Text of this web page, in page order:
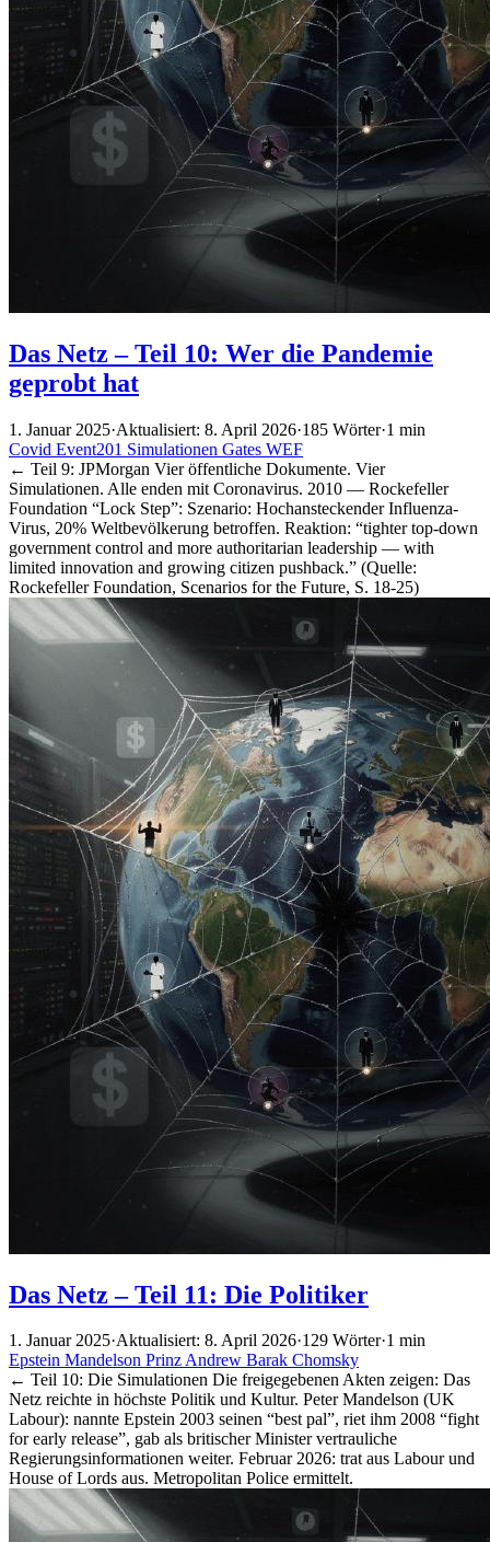
Das Netz – Teil 10: Wer die Pandemie
geprobt hat
1. Januar 2025·Aktualisiert: 8. April 2026·185 Wörter·1 min
Covid Event201 Simulationen Gates WEF
← Teil 9: JPMorgan Vier öffentliche Dokumente. Vier
Simulationen. Alle enden mit Coronavirus. 2010 — Rockefeller
Foundation “Lock Step”: Szenario: Hochansteckender Influenza-
Virus, 20% Weltbevölkerung betroffen. Reaktion: “tighter top-down
government control and more authoritarian leadership — with
limited innovation and growing citizen pushback.” (Quelle:
Rockefeller Foundation, Scenarios for the Future, S. 18-25)
Das Netz – Teil 11: Die Politiker
1. Januar 2025·Aktualisiert: 8. April 2026·129 Wörter·1 min
Epstein Mandelson Prinz Andrew Barak Chomsky
← Teil 10: Die Simulationen Die freigegebenen Akten zeigen: Das
Netz reichte in höchste Politik und Kultur. Peter Mandelson (UK
Labour): nannte Epstein 2003 seinen “best pal”, riet ihm 2008 “fight
for early release”, gab als britischer Minister vertrauliche
Regierungsinformationen weiter. Februar 2026: trat aus Labour und
House of Lords aus. Metropolitan Police ermittelt.